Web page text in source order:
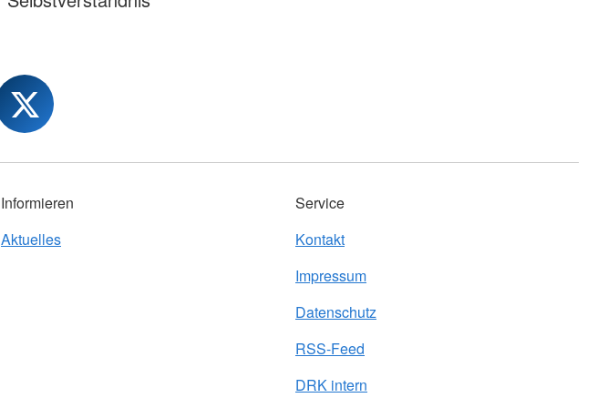
Informieren
Aktuelles
Service
Kontakt
Impressum
Datenschutz
RSS-Feed
DRK intern